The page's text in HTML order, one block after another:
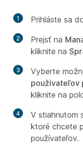
1 Prihláste sa
2 Prejsť na
kliknite na
3 Vyberte
používateľov
kliknite na
4 V stiahnutom
ktoré chcete
používateľov.